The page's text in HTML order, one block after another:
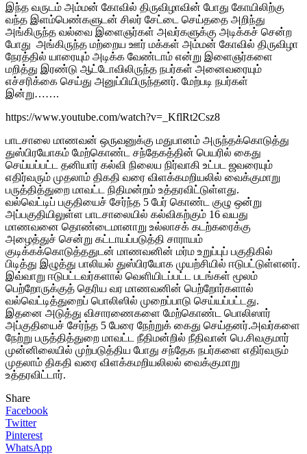
இந்த வருடம் அம்மன் கோவில் திருவிழாவின் போது கோயிலிற்கு
வந்த இளம்பெண்களுடன் சிலர் சேட்டை செய்ததை அறிந்து
அங்கிருந்த வல்வை இளைஞர்கள் அவர்களுக்கு அடிக்கச் சென்ற
போது அங்கிருந்த மற்றைய ஊர் மக்கள் அம்மன் கோவில் திருவிழா
நேரத்தில் யாரையும் அடிக்க வேண்டாம் என்று இளைஞர்களை
மறித்து இரண்டு ஆட்டோவிலிருந்த நபர்கள் அனைவரையும்
எச்சரிக்கை செய்து அனுப்பியிருந்தனர். மேற்படி நபர்கள்
இன்று…….
https://www.youtube.com/watch?v=_KflRt2Csz8
பாடசாலை மாணவன் ஒருவனுக்கு மதுபானம் அருந்தக்கொடுத்து
துஸ்பிரயோகம் மேற்கொண்ட சந்தேகத்தின் பெயரில் கைது
செய்யப்பட்ட தனியார் கல்வி நிலைய நிர்வாகி உட்பட ஜவரையும்
எதிர்வரும் முதலாம் திகதி வரை விளக்கமறியலில் வைக்குமாறு
பருத்தித்துறை மாவட்ட நிதிமன்றம் உத்தரவிட்டுள்ளது.
வல்வெட்டிப் பகுதியைச் சேர்ந்த 5 பேர் கொண்ட குழு ஒன்று
அப்பகுதியிலுள்ள பாடசாலையில் கல்விகற்கும் 16 வயது
மாணவனை தொண்டைமானாறு உல்லாசக் கடற்கரைக்கு
அழைத்துச் சென்று கட்டாயப்படுத்தி சாராயம்
குடிக்கக்கொடுத்ததுடன் மாணவனின் மர்ம உறுப்புப் பகுதிகில்
பிடித்து இழுத்து பாலியல் துஸ்பிரயோக முயற்சியில் ஈடுபட்டுள்ளனர்.
இவ்வாறு ஈடுபட்டவர்களால் வெளியிடப்பட்ட படங்கள் மூலம்
பெற்றோருக்குத் தெரிய வர மாணவனின் பெற்றோர்களால்
வல்வெட்டித்துறைப் பொலிஸில் முறைப்பாடு செய்யப்பட்டது.
இதனை அடுத்து விசாரணைகளை மேற்கொண்ட பொலிஸார்
அப்குதியைச் சேர்ந்த 5 பேரை நேற்றுக் கைது செய்தனர்.அவர்களை
நேற்று பருத்தித்துறை மாவட்ட நீதிமன்றில் நீதிவான் பெ.சிவகுமார்
முன்னிலையில் முற்படுத்திய போது சந்தேக நபர்களை எதிர்வரும்
முதலாம் திகதி வரை விளக்கமறியலிலல் வைக்குமாறு
உத்தரவிட்டார்.
Share
Facebook
Twitter
Pinterest
WhatsApp